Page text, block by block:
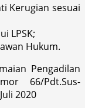
Kerugian sesuai
LPSK;
Hukum.
Pengadilan
66/Pdt.Sus-
2020